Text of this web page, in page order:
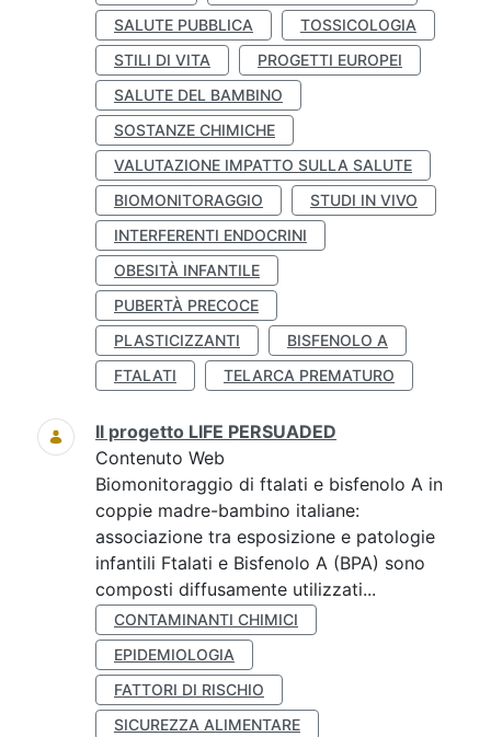
SALUTE PUBBLICA
TOSSICOLOGIA
STILI DI VITA
PROGETTI EUROPEI
SALUTE DEL BAMBINO
SOSTANZE CHIMICHE
VALUTAZIONE IMPATTO SULLA SALUTE
BIOMONITORAGGIO
STUDI IN VIVO
INTERFERENTI ENDOCRINI
OBESITÀ INFANTILE
PUBERTÀ PRECOCE
PLASTICIZZANTI
BISFENOLO A
FTALATI
TELARCA PREMATURO
Il progetto LIFE PERSUADED
Contenuto Web
Biomonitoraggio di ftalati e bisfenolo A in
coppie madre-bambino italiane:
associazione tra esposizione e patologie
infantili Ftalati e Bisfenolo A (BPA) sono
composti diffusamente utilizzati...
CONTAMINANTI CHIMICI
EPIDEMIOLOGIA
FATTORI DI RISCHIO
SICUREZZA ALIMENTARE